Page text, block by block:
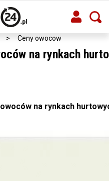
> Ceny owocow
na rynkach
na rynkach